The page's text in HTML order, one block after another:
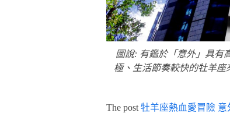
圖說: 有鑑於「意外」具有
極、生活節奏較快的牡羊
The post 牡羊座熱血愛冒險 意